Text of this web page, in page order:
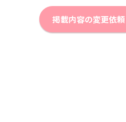
掲載内容の変更依頼